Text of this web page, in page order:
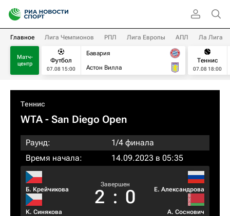
Главное Лига Чемпионов РПЛ Лига Европы АПЛ Ла Лига
Матч-
центр
Футбол
07.08 15:00
Бавария
Астон Вилла
Теннис
07.08 18:00
Теннис
WTA- San Diego Open
Раунд:
1/4 финала
Время начала:
14.09.2023 в 05:35
Б. Крейчикова
К. Синякова
Завершен
2 : 0 Е. Александрова
А. Соснович